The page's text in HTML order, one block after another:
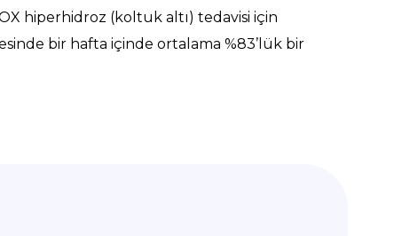
hiperhidroz (koltuk altı) tedavisi için
bir hafta içinde ortalama %83’lük bir